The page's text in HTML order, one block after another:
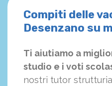
Compiti delle
Desenzano su
Ti aiutiamo a
studio e i voti
nostri tutor